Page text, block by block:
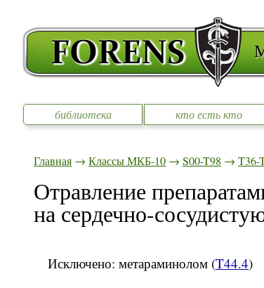
библиотека кто есть кто
Главная → Классы МКБ-10 → S00-T98 → T36-
Отравление
на сердечно-
Исключено: метараминолом (T44.4)